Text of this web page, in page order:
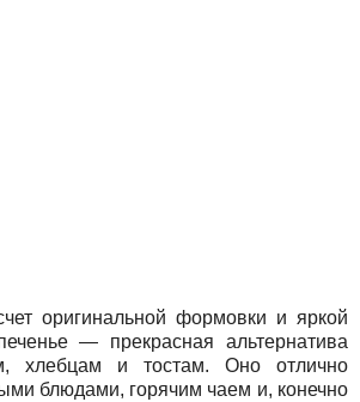
оригинальной формовки и яркой
— прекрасная альтернатива
хлебцам и тостам. Оно отлично
блюдами, горячим чаем и, конечно